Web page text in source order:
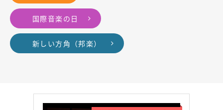
国際音楽の日
新しい方角（邦楽）